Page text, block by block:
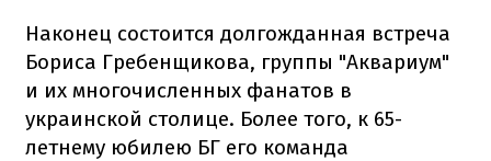
Наконец состоится долгожданная встреча
Бориса Гребенщикова, группы "Аквариум"
и их многочисленных фанатов в
украинской столице. Более того, к 65-
летнему юбилею БГ его команда